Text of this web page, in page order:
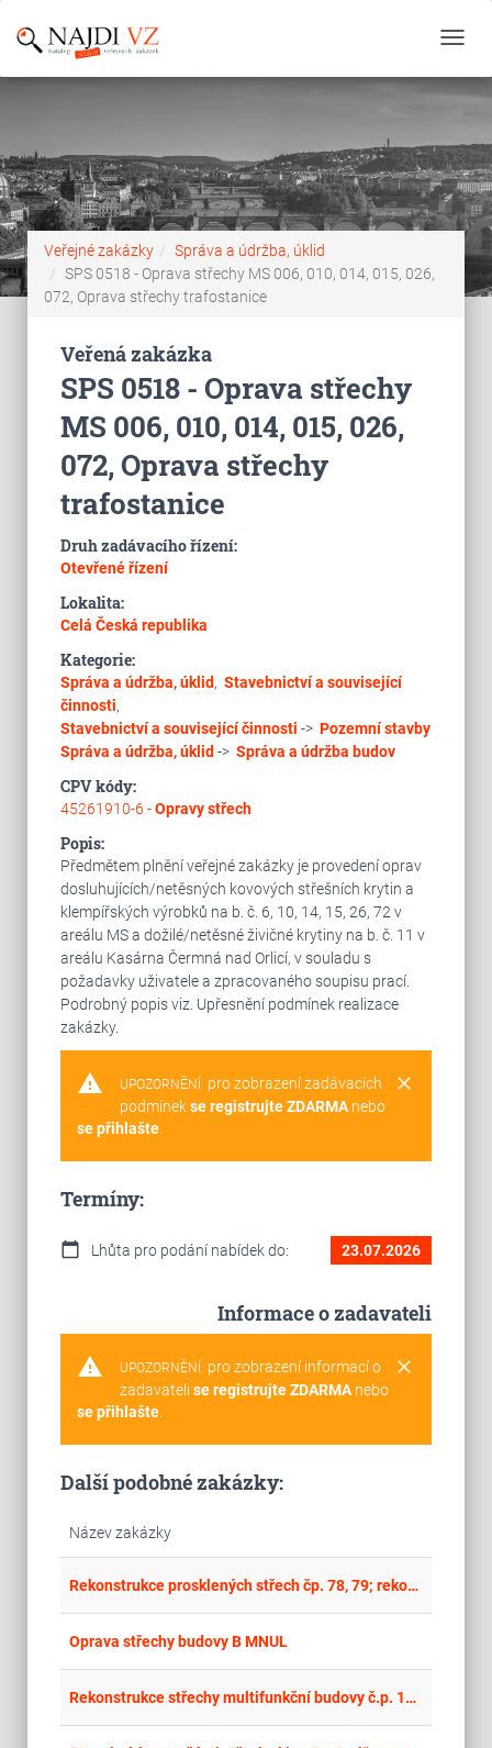
Veřejné zakázky
Správa a údržba, úklid
SPS 0518 - Oprava střechy MS 006, 010, 014, 015, 026,
072, Oprava střechy trafostanice
Veřená zakázka
SPS 0518 - Oprava střechy
MS 006, 010, 014, 015, 026,
072, Oprava střechy
trafostanice
Druh zadávacího řízení:
Otevřené řízení
Lokalita:
Celá Česká republika
Kategorie:
Správa a údržba, úklid, Stavebnictví a související
činnosti,
Stavebnictví a související činnosti -> Pozemní stavby
Správa a údržba, úklid -> Správa a údržba budov
CPV kódy:
45261910-6 -Opravy střech
Popis:
Předmětem plnění veřejné zakázky je provedení oprav
dosluhujících/netěsných kovových střešních krytin a
klempířských výrobků na b. č. 6, 10, 14, 15, 26, 72 v
areálu MS a dožilé/netěsné živičné krytiny na b. č. 11 v
areálu Kasárna Čermná nad Orlicí, v souladu s
požadavky uživatele a zpracovaného soupisu prací.
Podrobný popis viz. Upřesnění podmínek realizace
zakázky.
warning clear
UPOZORNĚNÍ: pro zobrazení zadávacích
podmínekse registrujte ZDARMAnebo
se přihlašte.
Termíny:
calendar_today Lhůta pro podání nabídek do: 23.07.2026
Informace o zadavateli
warning clear
UPOZORNĚNÍ: pro zobrazení informací o
zadavateli se registrujte ZDARMAnebo
se přihlašte.
Další podobné zakázky:
Název zakázky
Rekonstrukce prosklených střech čp. 78, 79; rekonstrukce dřevěné fasády čp. 77, 78
Oprava střechy budovy B MNUL
Rekonstrukce střechy multifunkční budovy č.p. 171 a č.p. 82